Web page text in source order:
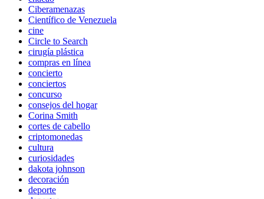
Ciberamenazas
Científico de Venezuela
cine
Circle to Search
cirugía plástica
compras en línea
concierto
conciertos
concurso
consejos del hogar
Corina Smith
cortes de cabello
criptomonedas
cultura
curiosidades
dakota johnson
decoración
deporte